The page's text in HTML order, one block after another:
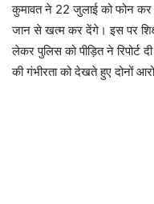
कुमावत ने 22 जुलाई को फोन कर
जान से खत्म कर देंगे। इस पर
लेकर पुलिस को पीड़ित ने रिपोर्ट
की गंभीरता को देखते हुए दोनों